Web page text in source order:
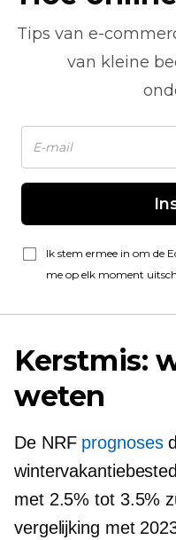
Tips van e-
van kleine
Ik stem ermee in om de
me op elk moment
Kerstmis:
weten
De NRF prognoses
met 2.5% tot 3.5%
vergelijking met